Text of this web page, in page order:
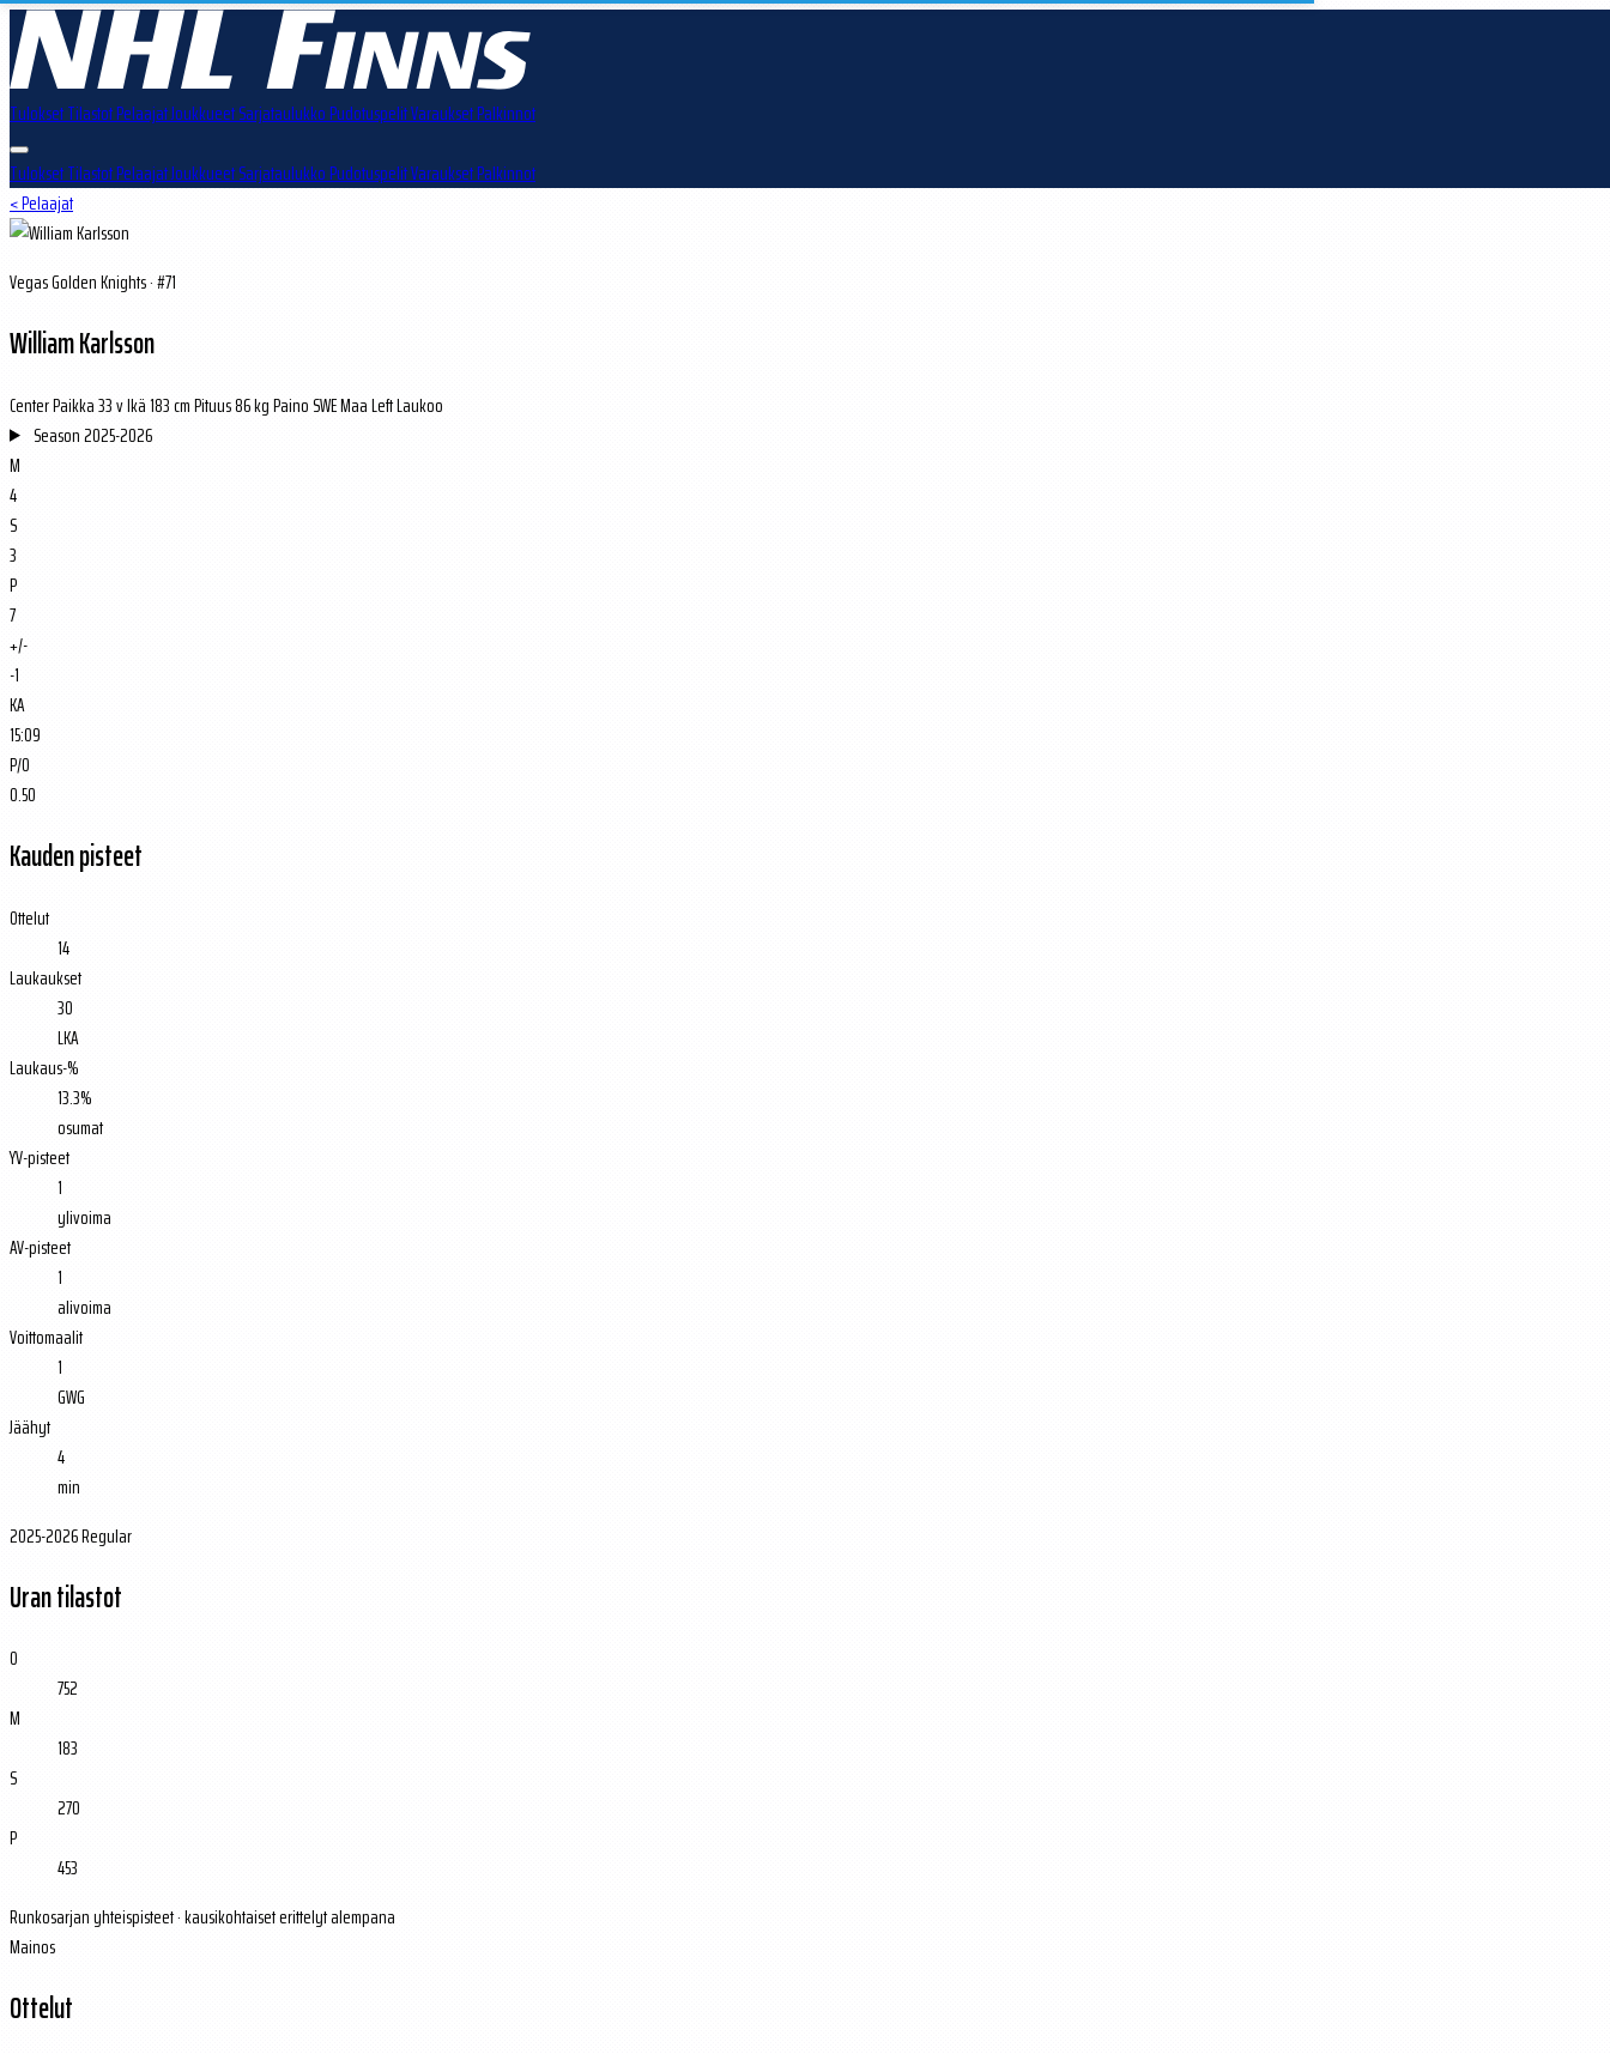
TuloksetTilastotPelaajatJoukkueetSarjataulukkoPudotuspelitVarauksetPalkinnot
TuloksetTilastotPelaajatJoukkueetSarjataulukkoPudotuspelitVarauksetPalkinnot
< Pelaajat
Vegas Golden Knights · #71
William Karlsson
CenterPaikka33 vIkä183 cmPituus86 kgPainoSWEMaaLeftLaukoo
Season2025-2026
M
4
S
3
P
7
+/-
-1
KA
15:09
P/O
0.50
Kauden pisteet
Ottelut
14
Laukaukset
30
LKA
Laukaus-%
13.3%
osumat
YV-pisteet
1
ylivoima
AV-pisteet
1
alivoima
Voittomaalit
1
GWG
Jäähyt
4
min
2025-2026 Regular
Uran tilastot
O
752
M
183
S
270
P
453
Runkosarjan yhteispisteet · kausikohtaiset erittelyt alempana
Mainos
Ottelut